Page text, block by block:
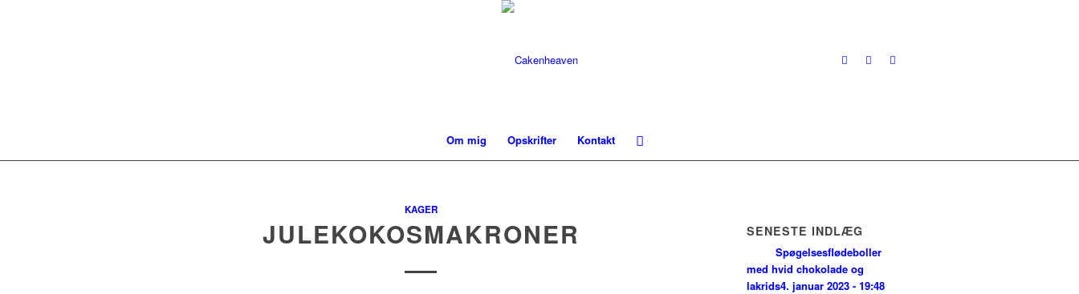
Om mig Opskrifter Kontakt
KAGER
JULEKOKOSMAKRONER SENESTE INDLÆG
Spøgelsesflødeboller
med hvid chokolade og
lakrids4. januar 2023 - 19:48